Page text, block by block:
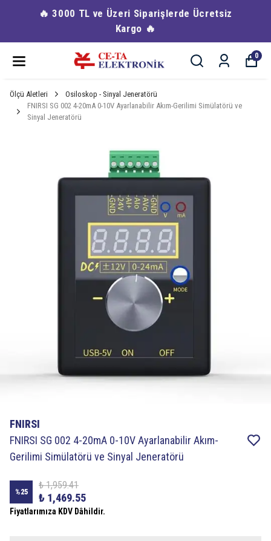
🔥 3000 TL ve Üzeri Siparişlerde Ücretsiz
Kargo 🔥
0
Ölçü Aletleri
Osiloskop - Sinyal Jeneratörü
FNIRSI SG 002 4-20mA 0-10V Ayarlanabilir Akım-Gerilimi Simülatörü ve
Sinyal Jeneratörü
FNIRSI
FNIRSI SG 002 4-20mA 0-10V Ayarlanabilir Akım-
Gerilimi Simülatörü ve Sinyal Jeneratörü
%25
₺ 1,959.41
₺ 1,469.55
Fiyatlarımıza KDV Dâhildir.